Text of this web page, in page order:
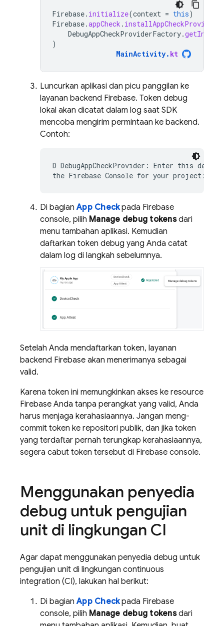
Firebase. initialize(context = this)
Firebase.appCheck .
DebugAppCheckProviderFactory.
)
MainActivity. kt
Luncurkan aplikasi dan picu panggilan ke
layanan backend Firebase. Token debug
lokal akan dicatat dalam log saat SDK
mencoba mengirim permintaan ke backend.
Contoh:
D DebugAppCheckProvider: Enter this
the Firebase Console for your project:
Di bagianApp Checkpada Firebase
console, pilih Manage debug tokensdari
menu tambahan aplikasi. Kemudian
daftarkan token debug yang Anda catat
dalam log di langkah sebelumnya.
Setelah Anda mendaftarkan token, layanan
backend Firebase akan menerimanya sebagai
valid.
Karena token ini memungkinkan akses ke resource
Firebase Anda tanpa perangkat yang valid, Anda
harus menjaga kerahasiaannya. Jangan meng-
commit token ke repositori publik, dan jika token
yang terdaftar pernah terungkap kerahasiaannya,
segera cabut token tersebut di Firebase console.
Menggunakan penyedia
debug untuk pengujian
unit di lingkungan CI
Agar dapat menggunakan penyedia debug untuk
pengujian unit di lingkungan continuous
integration (CI), lakukan hal berikut:
Di bagianApp Checkpada Firebase
console, pilih Manage debug tokensdari